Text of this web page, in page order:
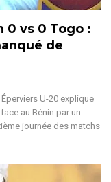
0 vs 0 Togo :
de
U-20 explique
au Bénin par un
journée des matchs